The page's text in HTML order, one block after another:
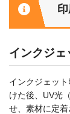
インクジェ
インクジェッ
けた後、UV光
せ、素材に定